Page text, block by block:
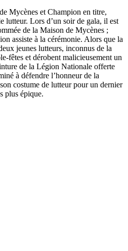
Mycènes et Champion en titre,
lutteur. Lors d’un soir de gala, il est
de la Maison de Mycènes ;
assiste à la cérémonie. Alors que la
jeunes lutteurs, inconnus de la
fêtes et dérobent malicieusement un
de la Légion Nationale offerte
à défendre l’honneur de la
costume de lutteur pour un dernier
plus épique.